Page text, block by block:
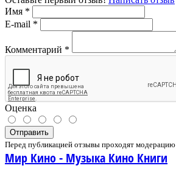
Имя *
E-mail *
Комментарий *
Оценка
Отправить
Перед публикацией отзывы проходят модерацию
Мир Кино - Музыка Кино Книги